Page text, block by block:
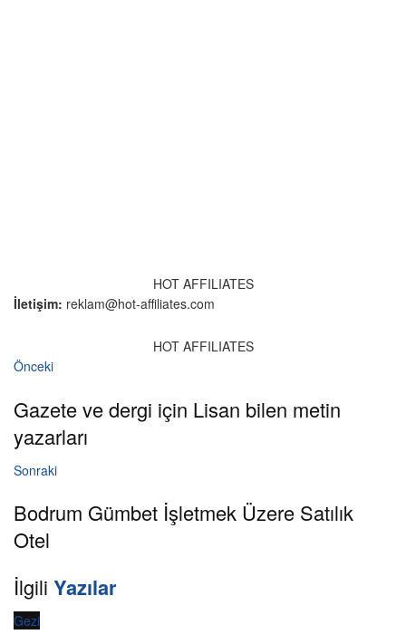
HOT AFFILIATES
İletişim: reklam@hot-affiliates.com
HOT AFFILIATES
Önceki
Gazete ve dergi için Lisan bilen metin
yazarları
Sonraki
Bodrum Gümbet İşletmek Üzere Satılık
Otel
İlgili Yazılar
Gezi